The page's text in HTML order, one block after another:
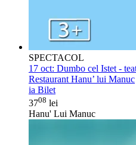
SPECTACOL
17 oct: Dumbo cel Istet -
Restaurant Hanu’ lui Manuc
ia Bilet
3708 lei
Hanu' Lui Manuc